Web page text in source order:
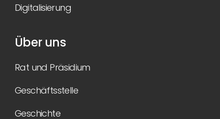
Digitalisierung
Über uns
Rat und Präsidium
Geschäftsstelle
Geschichte